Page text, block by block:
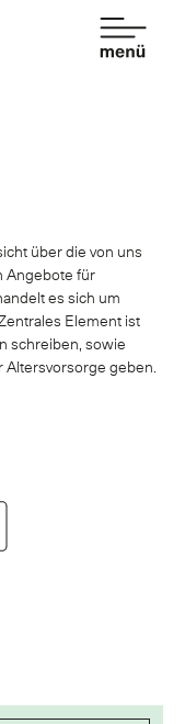
über die von uns
Angebote für
es sich um
Element ist
schreiben, sowie
Altersvorsorge geben.